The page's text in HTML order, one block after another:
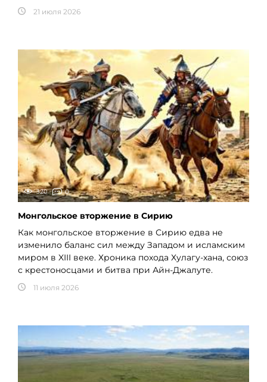
21 июля 2026
320 0
Монгольское вторжение в Сирию
Как монгольское вторжение в Сирию едва не
изменило баланс сил между Западом и исламским
миром в XIII веке. Хроника похода Хулагу-хана, союз
с крестоносцами и битва при Айн-Джалуте.
11 июля 2026